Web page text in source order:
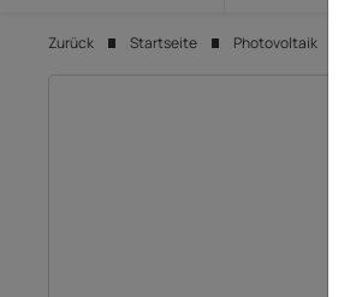
Zurück Startseite Photovoltaik